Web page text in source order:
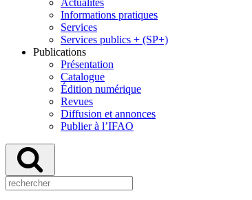
Actualités
Informations pratiques
Services
Services publics + (SP+)
Publications
Présentation
Catalogue
Édition numérique
Revues
Diffusion et annonces
Publier à l’IFAO